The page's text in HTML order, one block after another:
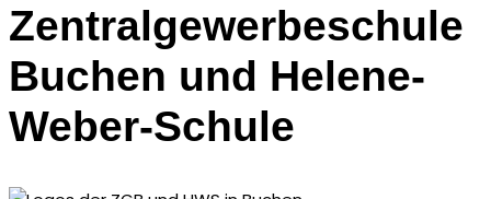
Zentralgewerbeschule
Buchen und Helene-
Weber-Schule